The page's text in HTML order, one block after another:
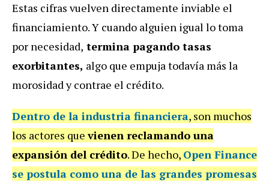
Estas cifras vuelven directamente inviable el
financiamiento. Y cuando alguien igual lo toma
por necesidad, termina pagando tasas
exorbitantes, algo que empuja todavía más la
morosidad y contrae el crédito.
Dentro de la industria financiera, son muchos
los actores quevienen reclamando una
expansión del crédito. De hecho, Open Finance
se postula como una de las grandes promesas